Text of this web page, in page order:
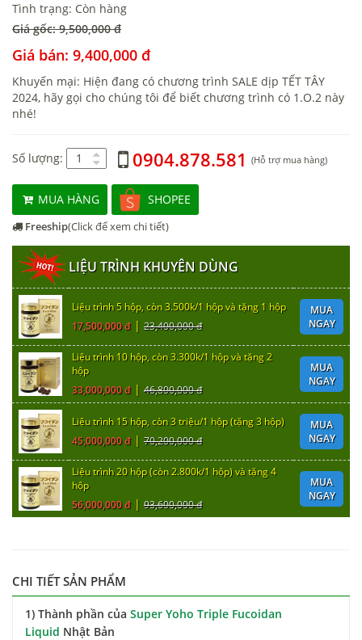
Tình trạng: Còn hàng
Giá gốc: 9,500,000 đ
Giá bán: 9,400,000 đ
Khuyến mại: Hiện đang có chương trình SALE dịp TẾT TÂY
2024, hãy gọi cho chúng tôi để biết chương trình có 1.O.2 này
nhé!
Số lượng: 0904.878.581 (Hỗ trợ mua hàng)
MUA HÀNG SHOPEE
Freeship(Click để xem chi tiết)
LIỆU TRÌNH KHUYÊN DÙNG
Liệu trình 5 hộp, còn 3.500k/1 hộp và tặng 1 hộp
17,500,000 đ| 23,400,000 đ
MUA
NGAY
Liệu trình 10 hộp, còn 3.300k/1 hộp và tặng 2
hộp
33,000,000 đ| 46,800,000 đ
MUA
NGAY
Liệu trình 15 hộp, còn 3 triệu/1 hộp (tặng 3 hộp)
45,000,000 đ| 70,200,000 đ
MUA
NGAY
Liệu trình 20 hộp (còn 2.800k/1 hộp) và tặng 4
hộp
56,000,000 đ| 93,600,000 đ
MUA
NGAY
CHI TIẾT SẢN PHẨM
1) Thành phần của Super Yoho Triple Fucoidan
Liquid Nhật Bản